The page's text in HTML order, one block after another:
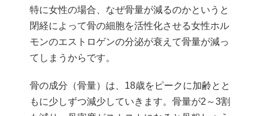
特に女性の場合、なぜ骨量が減るのかというと
閉経によって骨の細胞を活性化させる女性ホル
モンのエストロゲンの分泌が衰えて骨量が減っ
てしまうからです。
骨の成分（骨量）は、18歳をピークに加齢とと
もに少しずつ減少していきます。骨量が2～3割